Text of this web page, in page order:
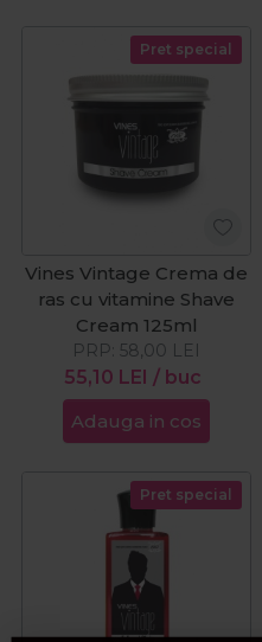
Pret special
Vines Vintage Crema de
ras cu vitamine Shave
Cream 125ml
55,10 LEI / buc
PRP: 58,00 LEI
Adauga in cos
Pret special